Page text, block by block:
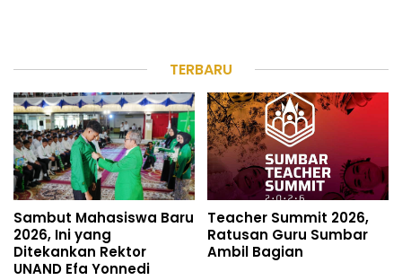
TERBARU
Sambut Mahasiswa Baru
2026, Ini yang
Ditekankan Rektor
UNAND Efa Yonnedi
Teacher Summit 2026,
Ratusan Guru Sumbar
Ambil Bagian